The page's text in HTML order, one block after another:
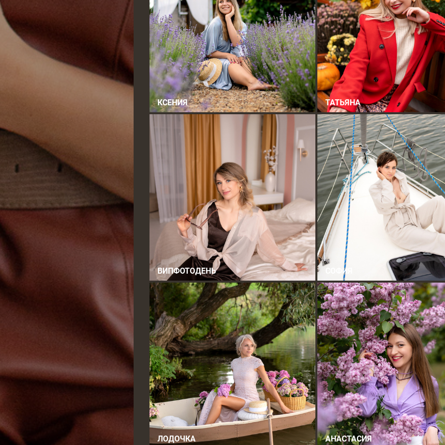
КСЕНИЯ ТАТЬЯНА
ВИПФОТОДЕНЬ СОФИЯ
ЛОДОЧКА АНАСТАСИЯ